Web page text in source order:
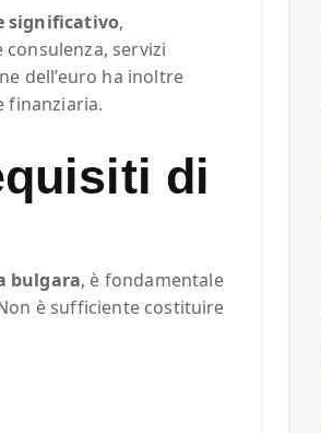
significativo,
servizi
dell’euro ha inoltre
finanziaria.
di
bulgara, è fondamentale
è sufficiente costituire